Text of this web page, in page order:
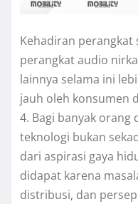
Kehadiran
perangkat audio
lainnya selama ini
jauh oleh konsumen
4. Bagi banyak orang
teknologi bukan
dari aspirasi gaya
didapat karena
distribusi, dan